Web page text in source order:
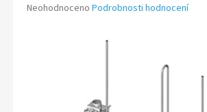
Průměrné
Neohodnoceno Podrobnosti hodnocení